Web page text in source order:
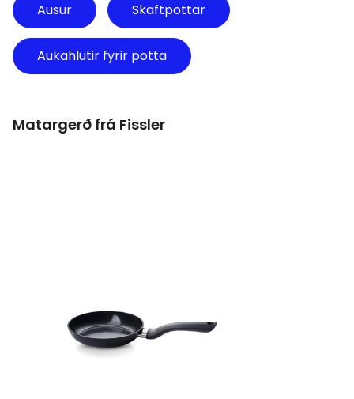
Ausur Skaftpottar
Aukahlutir fyrir potta
Matargerð frá Fissler